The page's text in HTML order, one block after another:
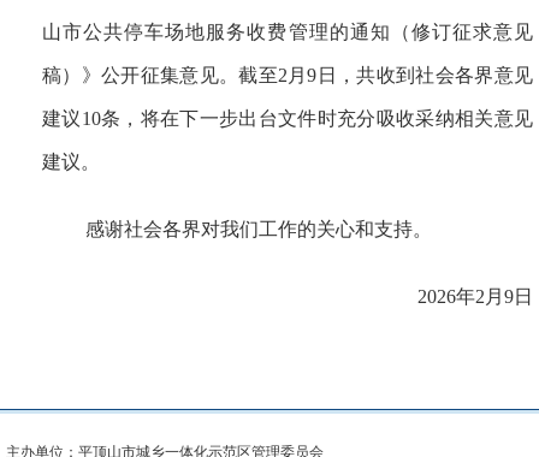
山市公共停车场地服务收费管理的通知（修订征求意见
稿）》公开征集意见。截至2月9日，共收到社会各界意见
建议10条，将在下一步出台文件时充分吸收采纳相关意见
建议。
感谢社会各界对我们工作的关心和支持。
2026年2月9日
主办单位：平顶山市城乡一体化示范区管理委员会